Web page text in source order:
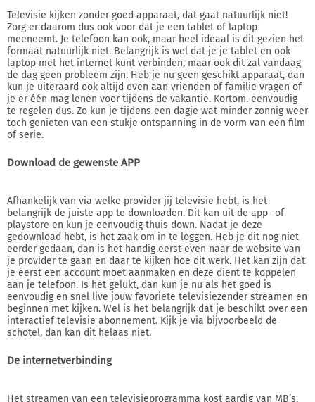
Televisie kijken zonder goed apparaat, dat gaat natuurlijk niet!
Zorg er daarom dus ook voor dat je een tablet of laptop
meeneemt. Je telefoon kan ook, maar heel ideaal is dit gezien het
formaat natuurlijk niet. Belangrijk is wel dat je je tablet en ook
laptop met het internet kunt verbinden, maar ook dit zal vandaag
de dag geen probleem zijn. Heb je nu geen geschikt apparaat, dan
kun je uiteraard ook altijd even aan vrienden of familie vragen of
je er één mag lenen voor tijdens de vakantie. Kortom, eenvoudig
te regelen dus. Zo kun je tijdens een dagje wat minder zonnig weer
toch genieten van een stukje ontspanning in de vorm van een film
of serie.
Download de gewenste APP
Afhankelijk van via welke provider jij televisie hebt, is het
belangrijk de juiste app te downloaden. Dit kan uit de app- of
playstore en kun je eenvoudig thuis down. Nadat je deze
gedownload hebt, is het zaak om in te loggen. Heb je dit nog niet
eerder gedaan, dan is het handig eerst even naar de website van
je provider te gaan en daar te kijken hoe dit werk. Het kan zijn dat
je eerst een account moet aanmaken en deze dient te koppelen
aan je telefoon. Is het gelukt, dan kun je nu als het goed is
eenvoudig en snel live jouw favoriete televisiezender streamen en
beginnen met kijken. Wel is het belangrijk dat je beschikt over een
interactief televisie abonnement. Kijk je via bijvoorbeeld de
schotel, dan kan dit helaas niet.
De internetverbinding
Het streamen van een televisieprogramma kost aardig van MB’s.